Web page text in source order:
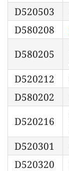
D520503
D580208
D580205
D520212
D580202
D520216
D520301
D520320